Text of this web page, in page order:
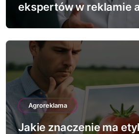
i
s
u
ekspertów w reklamie
Agroreklama
Jakie znaczenie ma